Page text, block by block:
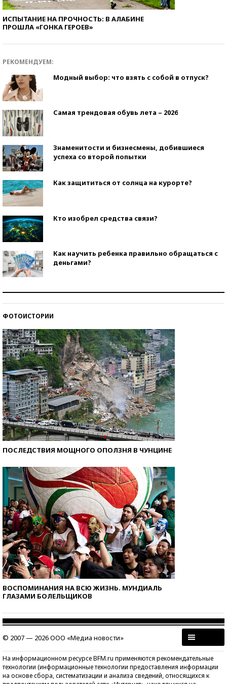
ИСПЫТАНИЕ НА ПРОЧНОСТЬ: В АЛАБИНЕ
ПРОШЛА «ГОНКА ГЕРОЕВ»
РЕКОМЕНДУЕМ:
Модный выбор: что взять с собой в отпуск?
Самая трендовая обувь лета – 2026
Знаменитости и бизнесмены, добившиеся
успеха со второй попытки
Как защититься от солнца на курорте?
Кто изобрел средства связи?
Как научить ребенка правильно обращаться с
деньгами?
ФОТОИСТОРИИ
ПОСЛЕДСТВИЯ МОЩНОГО ОПОЛЗНЯ В ЧУНЦИНЕ
ВОСПОМИНАНИЯ НА ВСЮ ЖИЗНЬ. МУНДИАЛЬ
ГЛАЗАМИ БОЛЕЛЬЩИКОВ
© 2007 — 2026 ООО «Медиа новости»
На информационном ресурсе BFM.ru применяются рекомендательные
технологии (информационные технологии предоставления информации
на основе сбора, систематизации и анализа сведений, относящихся к